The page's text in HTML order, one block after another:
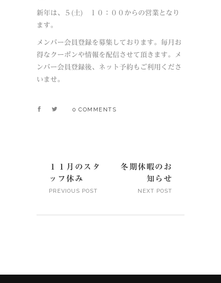
新年は、５(土) １０：００からの営業となり
ます。
メンバー会員登録を募集しております。毎月お
得なクーポンや情報を配信させて頂きます。メ
ンバー会員登録後、ネット予約もご利用くださ
いませ。
0 COMMENTS
１１月のスタ
ッフ休み
PREVIOUS POST
冬期休暇のお
知らせ
NEXT POST